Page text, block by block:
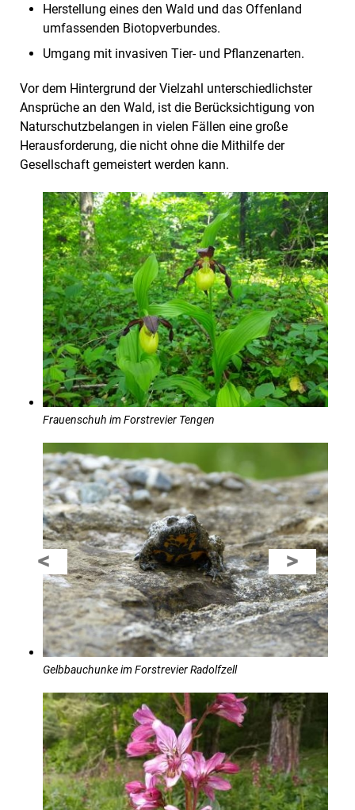
Herstellung eines den Wald und das Offenland
umfassenden Biotopverbundes.
Umgang mit invasiven Tier- und Pflanzenarten.
Vor dem Hintergrund der Vielzahl unterschiedlichster
Ansprüche an den Wald, ist die Berücksichtigung von
Naturschutzbelangen in vielen Fällen eine große
Herausforderung, die nicht ohne die Mithilfe der
Gesellschaft gemeistert werden kann.
Frauenschuh im Forstrevier Tengen
Gelbbauchunke im Forstrevier Radolfzell